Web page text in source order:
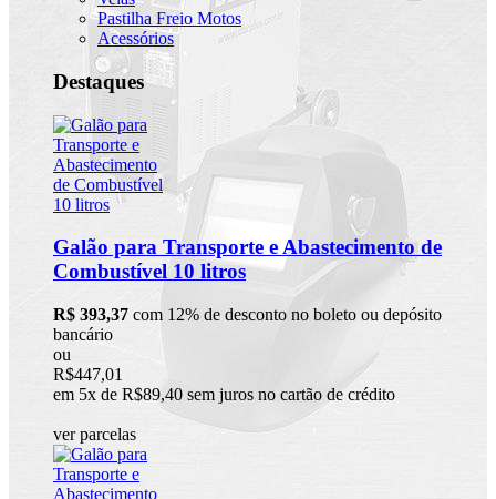
Pastilha Freio Motos
Acessórios
Destaques
Galão para Transporte e Abastecimento de
Combustível 10 litros
R$ 393,37 com 12% de desconto no boleto ou depósito
bancário
ou
R$447,01
em 5x de R$89,40 sem juros no cartão de crédito
ver parcelas